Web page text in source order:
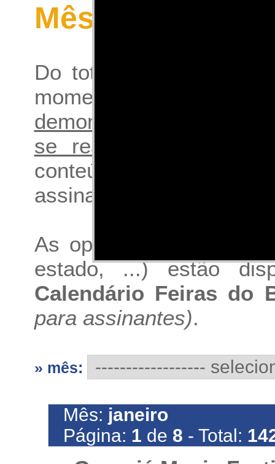
Mês de Janeiro
Do total de
momento
demonstração
se realizam no mês
conteúdo dos demais
assinatura do
As opções de buscas
estado, ...) estão
Calendário Feiras do
para assinantes).
» mês:
Mês: janeiro
Página: 1 de 8 - Total: